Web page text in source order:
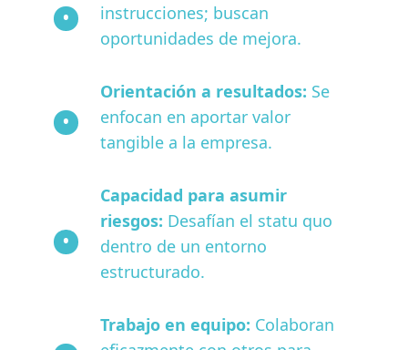
instrucciones; buscan
oportunidades de mejora.
Orientación a resultados: Se
enfocan en aportar valor
tangible a la empresa.
Capacidad para asumir
riesgos: Desafían el statu quo
dentro de un entorno
estructurado.
Trabajo en equipo: Colaboran